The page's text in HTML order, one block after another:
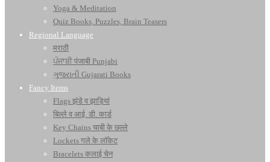
Yoga & Meditation
Quiz Books, Puzzles, Brain Teasers
Regional Language
मराठी
ਪੰਜਾਬੀ पंजाबी Punjabi
ગુજરાતી Gujarati Books
Fancy Items
Flags झंडे व झाड़ियां
बिल्ले व आई. डी. कार्ड
Key Chains चाबी के छल्ले
Lockets गले के लॉकेट
Bracelets कलाई चेन